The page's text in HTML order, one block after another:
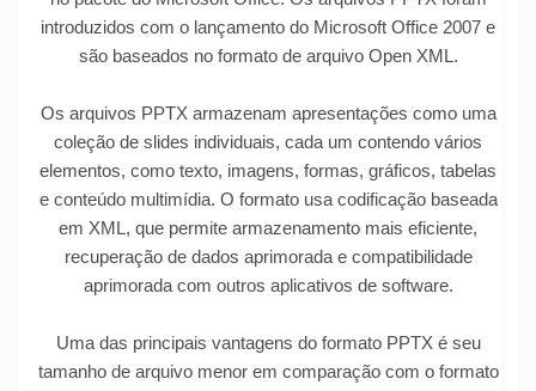
introduzidos com o lançamento do Microsoft Office 2007 e
são baseados no formato de arquivo Open XML.
Os arquivos PPTX armazenam apresentações como uma
coleção de slides individuais, cada um contendo vários
elementos, como texto, imagens, formas, gráficos, tabelas
e conteúdo multimídia. O formato usa codificação baseada
em XML, que permite armazenamento mais eficiente,
recuperação de dados aprimorada e compatibilidade
aprimorada com outros aplicativos de software.
Uma das principais vantagens do formato PPTX é seu
tamanho de arquivo menor em comparação com o formato